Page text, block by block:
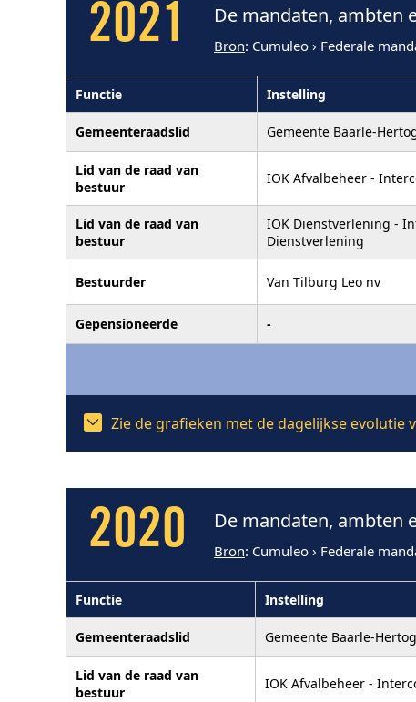
2021 De mandaten, ambten
Bron: Cumuleo › Federale
Functie Instelling
Gemeenteraadslid Gemeente Baarle-
Lid van de raad van
bestuur
IOK Afvalbeheer -
Lid van de raad van
bestuur
IOK Dienstverlening -
Dienstverlening
Bestuurder Van Tilburg Leo nv
Gepensioneerde -
Zie de grafieken met de dagelijkse evolutie
2020 De mandaten, ambten
Bron: Cumuleo › Federale
Functie Instelling
Gemeenteraadslid Gemeente Baarle-Hertog
Lid van de raad van
bestuur
IOK Afvalbeheer -